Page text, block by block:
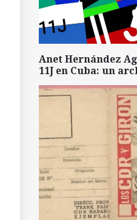
Anet Hernández
11J en Cuba: un